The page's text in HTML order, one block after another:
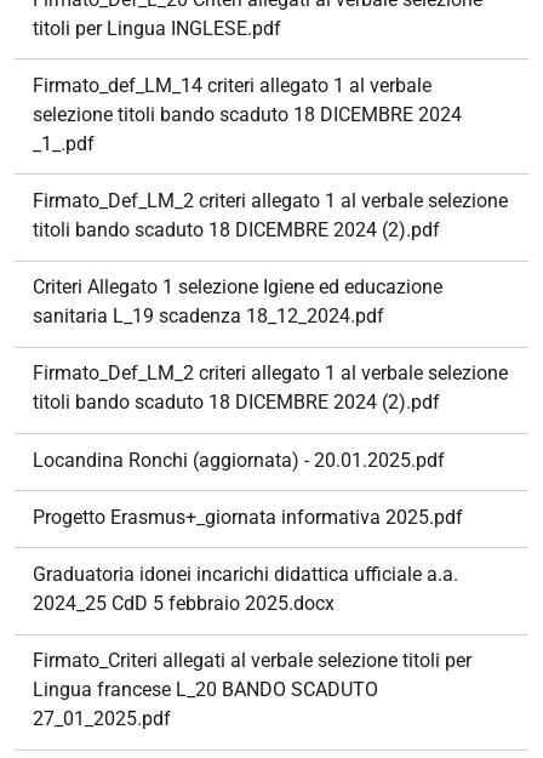
titoli per Lingua INGLESE.pdf
Firmato_def_LM_14 criteri allegato 1 al verbale
selezione titoli bando scaduto 18 DICEMBRE 2024
_1_.pdf
Firmato_Def_LM_2 criteri allegato 1 al verbale selezione
titoli bando scaduto 18 DICEMBRE 2024 (2).pdf
Criteri Allegato 1 selezione Igiene ed educazione
sanitaria L_19 scadenza 18_12_2024.pdf
Firmato_Def_LM_2 criteri allegato 1 al verbale selezione
titoli bando scaduto 18 DICEMBRE 2024 (2).pdf
Locandina Ronchi (aggiornata) - 20.01.2025.pdf
Progetto Erasmus+_giornata informativa 2025.pdf
Graduatoria idonei incarichi didattica ufficiale a.a.
2024_25 CdD 5 febbraio 2025.docx
Firmato_Criteri allegati al verbale selezione titoli per
Lingua francese L_20 BANDO SCADUTO
27_01_2025.pdf